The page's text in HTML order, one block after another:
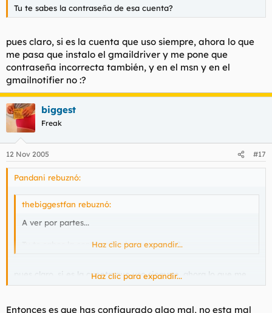
Tu te sabes la contraseña de esa cuenta?
pues claro, si es la cuenta que uso siempre, ahora lo que
me pasa que instalo el gmaildriver y me pone que
contraseña incorrecta también, y en el msn y en el
gmailnotifier no :?
biggest
Freak
12 Nov 2005 #17
Pandani rebuznó:
thebiggestfan rebuznó:
A ver por partes...
Tu te sabes la contraseña de esa cuenta?
Haz clic para expandir...
pues claro, si es la cuenta que uso siempre, ahora lo que me
pasa que instalo el gmaildriver y me pone que contraseña
Haz clic para expandir...
Entonces es que has configurado algo mal, no esta mal